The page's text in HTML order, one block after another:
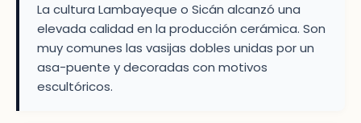
La cultura Lambayeque o Sicán alcanzó una
elevada calidad en la producción cerámica. Son
muy comunes las vasijas dobles unidas por un
asa-puente y decoradas con motivos
escultóricos.